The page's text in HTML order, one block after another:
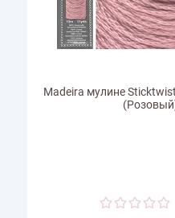
Madeira мулине